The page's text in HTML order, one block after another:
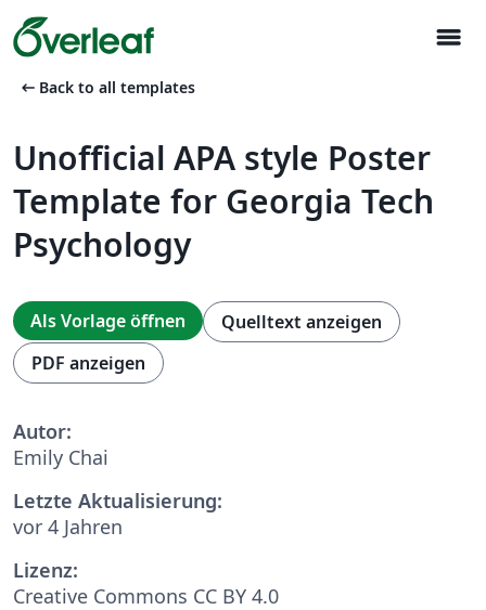
menu
arrow_left_alt Back to all templates
Unofficial APA style Poster
Template for Georgia Tech
Psychology
Als Vorlage öffnen
Quelltext anzeigen
PDF anzeigen
Autor:
Emily Chai
Letzte Aktualisierung:
vor 4 Jahren
Lizenz:
Creative Commons CC BY 4.0